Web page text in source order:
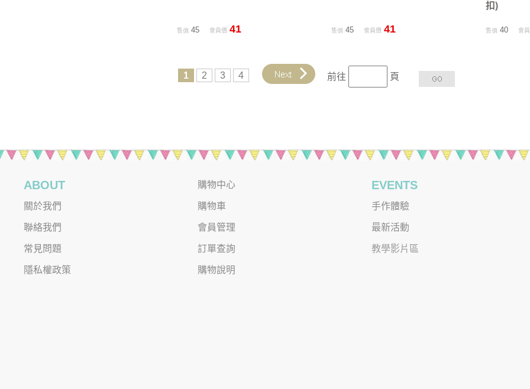
售價45 會員價 41 售價 45 會員價 41
扣)
售價 40 會
1 2 3 4 前往 頁
ABOUT
關於我們
聯絡我們
常見問題
隱私權政策
購物中心
購物車
會員管理
訂單查詢
購物說明
EVENTS
手作體驗
最新活動
教學影片區